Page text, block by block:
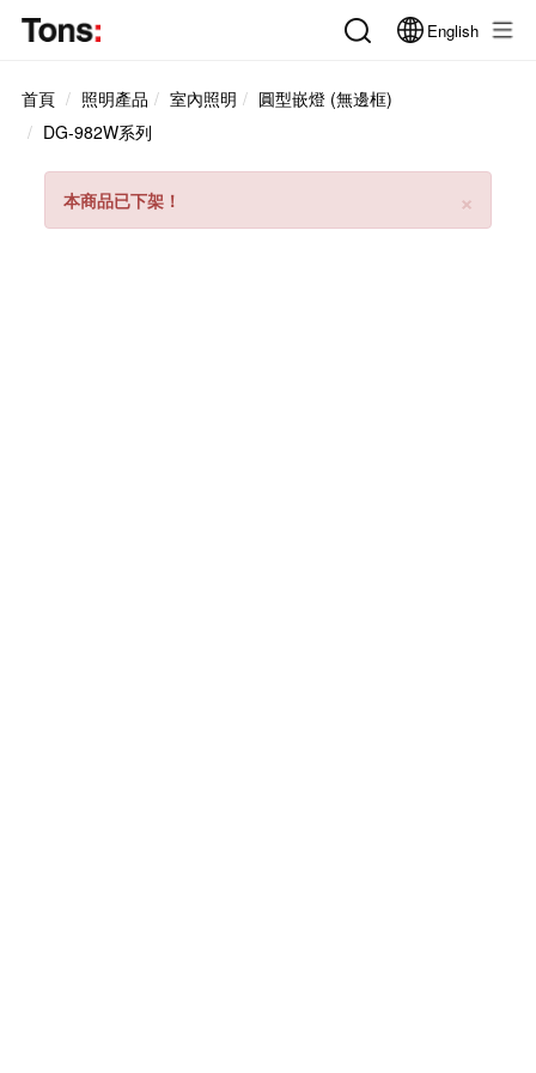
English
首頁 照明產品 室內照明
圓型嵌燈 (無邊框)
DG-982W系列
×
本商品已下架！